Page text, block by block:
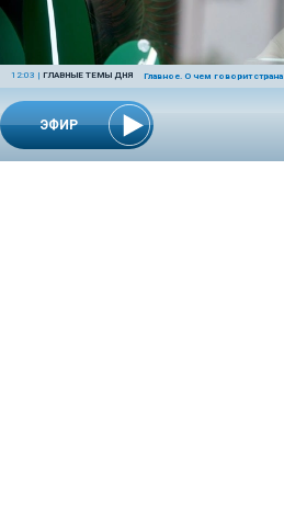
ЭФИР
12:03 | ГЛАВНЫЕ ТЕМЫ ДНЯ Главное. О чем говорит страна